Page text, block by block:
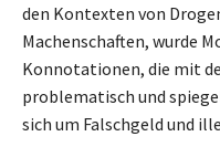
den Kontexten von
Machenschaften, wurde
Konnotationen, die mit
problematisch und
sich um Falschgeld und